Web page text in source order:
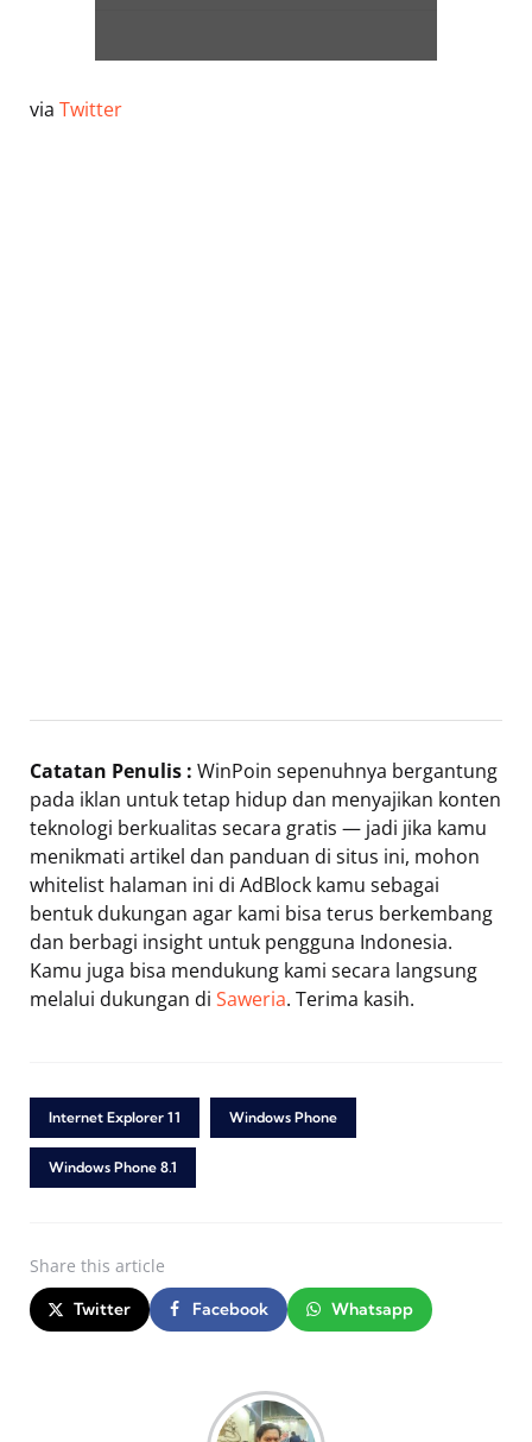
via Twitter
Catatan Penulis : WinPoin sepenuhnya bergantung
pada iklan untuk tetap hidup dan menyajikan konten
teknologi berkualitas secara gratis — jadi jika kamu
menikmati artikel dan panduan di situs ini, mohon
whitelist halaman ini di AdBlock kamu sebagai
bentuk dukungan agar kami bisa terus berkembang
dan berbagi insight untuk pengguna Indonesia.
Kamu juga bisa mendukung kami secara langsung
melalui dukungan di Saweria. Terima kasih.
Internet Explorer 11 Windows Phone
Windows Phone 8.1
Share this article
Twitter Facebook Whatsapp